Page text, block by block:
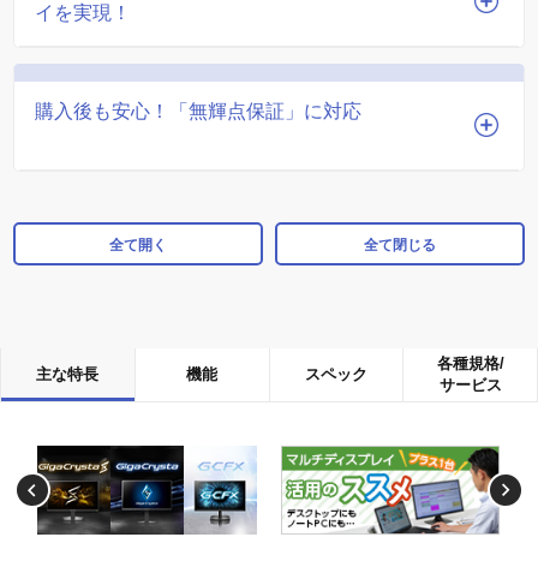
イを実現！
購入後も安心！「無輝点保証」に対応
全て開く 全て閉じる
主な特長 機能 スペック
各種規格/
サービス